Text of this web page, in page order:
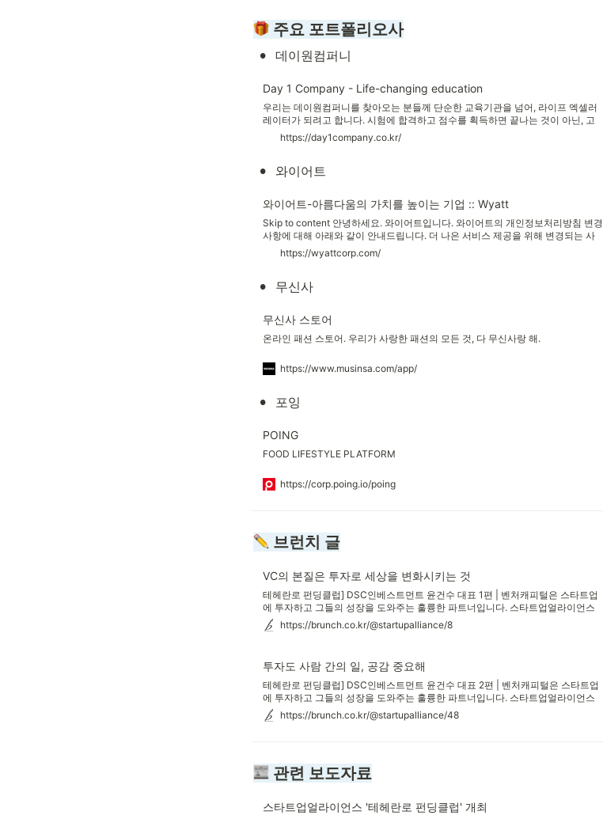
주요 포트폴리오사
• 데이원컴퍼니
Day 1 Company - Life-changing education
우리는 데이원컴퍼니를 찾아오는 분들께 단순한 교육기관을 넘어, 라이프 엑셀러
레이터가 되려고 합니다. 시험에 합격하고 점수를 획득하면 끝나는 것이 아닌, 고
객의 긴 라이프 사이클을 함께하며 지속적인 컨텐츠와 서비스를 제공하는 인생의
파트너가 되고 싶습니다.
https://day1company.co.kr/
• 와이어트
와이어트-아름다움의 가치를 높이는 기업 :: Wyatt
Skip to content 안녕하세요. 와이어트입니다. 와이어트의 개인정보처리방침 변경
사항에 대해 아래와 같이 안내드립니다. 더 나은 서비스 제공을 위해 변경되는 사
항을 확인하시어 서비스 이용에 참고하시기 바랍니다. 1. 변경사항 서비스 이용 시
발생하는 개인정보를 보호하고 궁금증 해결, 불만처리를 담당하는 책임자가 변경
https://wyattcorp.com/
• 무신사
무신사 스토어
온라인 패션 스토어. 우리가 사랑한 패션의 모든 것, 다 무신사랑 해.
https://www.musinsa.com/app/
• 포잉
POING
FOOD LIFESTYLE PLATFORM
https://corp.poing.io/poing
브런치 글
VC의 본질은 투자로 세상을 변화시키는 것
테헤란로 펀딩클럽] DSC인베스트먼트 윤건수 대표 1편 | 벤처캐피털은 스타트업
에 투자하고 그들의 성장을 도와주는 훌륭한 파트너입니다. 스타트업얼라이언스
는 한국 스타트업 생태계에 좋은 VC를 소개하고, 창업자들이 VC와 더 가까워질 수
있는 기회를 만들 수 있도록 2017년 2월부터 테헤란로 펀딩클럽을 개최해왔습니
https://brunch.co.kr/@startupalliance/8
투자도 사람 간의 일, 공감 중요해
테헤란로 펀딩클럽] DSC인베스트먼트 윤건수 대표 2편 | 벤처캐피털은 스타트업
에 투자하고 그들의 성장을 도와주는 훌륭한 파트너입니다. 스타트업얼라이언스
는 한국 스타트업 생태계에 좋은 VC를 소개하고, 창업자들이 VC와 더 가까워질 수
있는 기회를 만들 수 있도록 2017년 2월부터 테헤란로 펀딩클럽을 개최해왔습니
https://brunch.co.kr/@startupalliance/48
관련 보도자료
스타트업얼라이언스 '테헤란로 펀딩클럽' 개최